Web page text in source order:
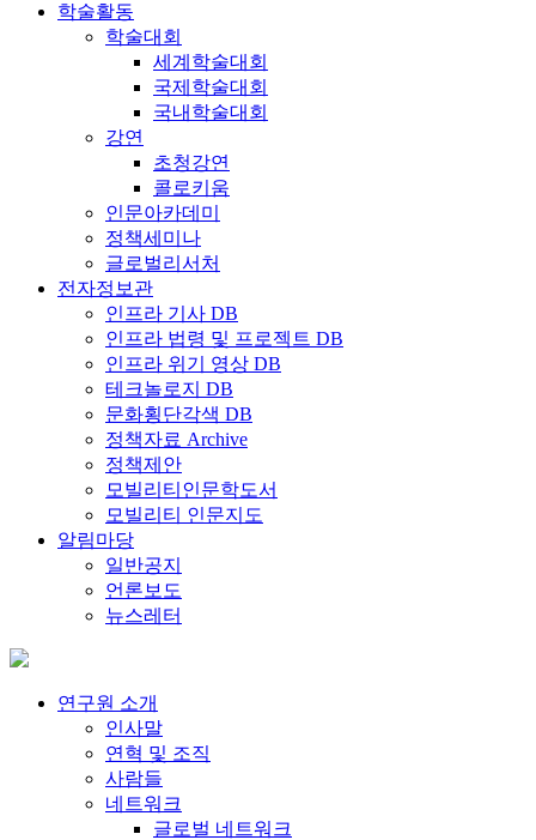
학술활동
학술대회
세계학술대회
국제학술대회
국내학술대회
강연
초청강연
콜로키움
인문아카데미
정책세미나
글로벌리서처
전자정보관
인프라 기사 DB
인프라 법령 및 프로젝트 DB
인프라 위기 영상 DB
테크놀로지 DB
문화횡단각색 DB
정책자료 Archive
정책제안
모빌리티인문학도서
모빌리티 인문지도
알림마당
일반공지
언론보도
뉴스레터
연구원 소개
인사말
연혁 및 조직
사람들
네트워크
글로벌 네트워크